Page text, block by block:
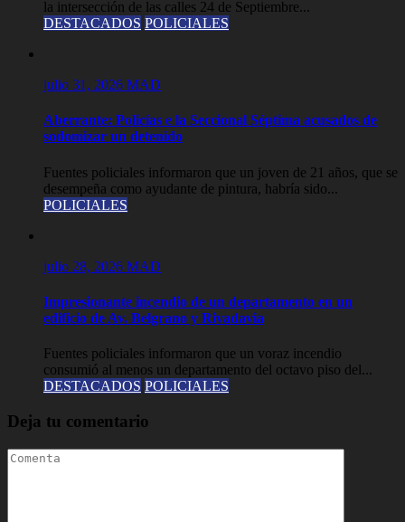
la intersección de las calles 24 de Septiembre...
DESTACADOS POLICIALES
julio 31, 2026 MAD
Aberrante: Policías e la Seccional Séptima acusados de
sodomizar un detenido
Fuentes policiales informaron que un joven de 21 años, que se
desempeña como ayudante de pintura, habría sido...
POLICIALES
julio 28, 2026 MAD
Impresionante incendio de un departamento en un
edificio de Av. Belgrano y Rivadavia
Fuentes policiales informaron que un voraz incendio
consumió al menos un departamento del octavo piso del...
DESTACADOS POLICIALES
Deja tu comentario